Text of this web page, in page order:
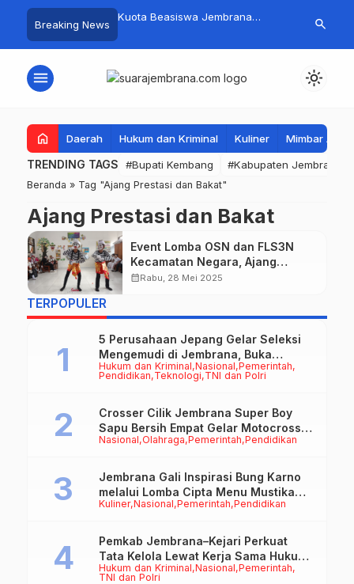
Breaking News
Kembang Beri
Warga Sri
Kuota Beasiswa Jembrana
Siapkan Upaya Penambahan di
Fantastis!
Jembrana
search
menu light_mode
home Daerah Hukum dan Kriminal Kuliner Mimbar
TRENDING TAGS #Bupati Kembang #Kabupaten Jembrana
Beranda » Tag "Ajang Prestasi dan Bakat"
Ajang Prestasi dan Bakat
Event Lomba OSN dan FLS3N
Kecamatan Negara, Ajang
Kreativitas Anak Berprestasi
calendar_monthRabu, 28 Mei 2025
TERPOPULER
Hukum dan Kriminal Nasional Pemerintah
Pendidikan Teknologi TNI dan Polri
5 Perusahaan Jepang Gelar Seleksi
Mengemudi di Jembrana, Buka
Peluang Kerja bagi Calon PMI
Nasional Olahraga Pemerintah Pendidikan
Crosser Cilik Jembrana Super Boy
Sapu Bersih Empat Gelar Motocross
50cc
Kuliner Nasional Pemerintah Pendidikan
Jembrana Gali Inspirasi Bung Karno
melalui Lomba Cipta Menu Mustika
Rasa
Hukum dan Kriminal Nasional Pemerintah
TNI dan Polri
Pemkab Jembrana–Kejari Perkuat
Tata Kelola Lewat Kerja Sama Hukum
Datun